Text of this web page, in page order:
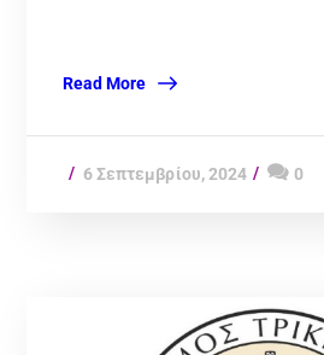
Read More
6 Σεπτεμβρίου, 2024 0